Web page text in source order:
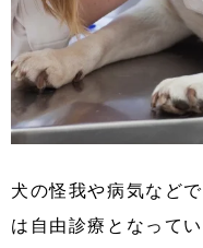
犬の怪我や病気など
は自由診療となって